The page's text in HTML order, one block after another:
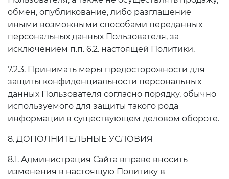
обмен, опубликование, либо разглашение
иными возможными способами переданных
персональных данных Пользователя, за
исключением п.п. 6.2. настоящей Политики.
7.2.3. Принимать меры предосторожности для
защиты конфиденциальности персональных
данных Пользователя согласно порядку, обычно
используемого для защиты такого рода
информации в существующем деловом обороте.
8. ДОПОЛНИТЕЛЬНЫЕ УСЛОВИЯ
8.1. Администрация Сайта вправе вносить
изменения в настоящую Политику в